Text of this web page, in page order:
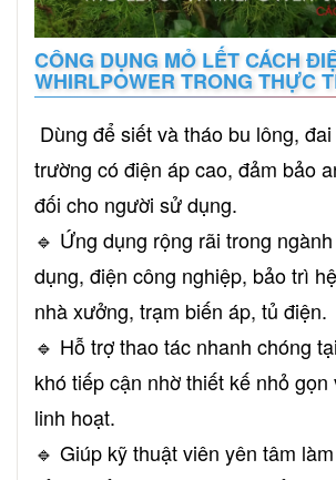
CÔNG DỤNG MỎ LẾT CÁCH
WHIRLPOWER TRONG THỰC
Dùng để siết và tháo bu lông,
trường có điện áp cao, đảm bảo
đối cho người sử dụng.
🔹 Ứng dụng rộng rãi trong
dụng, điện công nghiệp, bảo trì
nhà xưởng, trạm biến áp, tủ điện.
🔹 Hỗ trợ thao tác nhanh chóng
khó tiếp cận nhờ thiết kế nhỏ gọn
linh hoạt.
🔹 Giúp kỹ thuật viên yên tâm